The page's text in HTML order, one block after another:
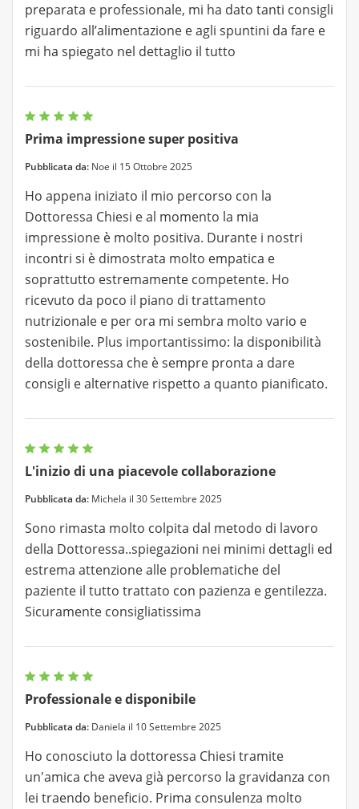
preparata e professionale, mi ha dato tanti consigli
riguardo all’alimentazione e agli spuntini da fare e
mi ha spiegato nel dettaglio il tutto
Prima impressione super positiva
Pubblicata da: Noe il 15 Ottobre 2025
Ho appena iniziato il mio percorso con la
Dottoressa Chiesi e al momento la mia
impressione è molto positiva. Durante i nostri
incontri si è dimostrata molto empatica e
soprattutto estremamente competente. Ho
ricevuto da poco il piano di trattamento
nutrizionale e per ora mi sembra molto vario e
sostenibile. Plus importantissimo: la disponibilità
della dottoressa che è sempre pronta a dare
consigli e alternative rispetto a quanto pianificato.
L'inizio di una piacevole collaborazione
Pubblicata da: Michela il 30 Settembre 2025
Sono rimasta molto colpita dal metodo di lavoro
della Dottoressa..spiegazioni nei minimi dettagli ed
estrema attenzione alle problematiche del
paziente il tutto trattato con pazienza e gentilezza.
Sicuramente consigliatissima
Professionale e disponibile
Pubblicata da: Daniela il 10 Settembre 2025
Ho conosciuto la dottoressa Chiesi tramite
un'amica che aveva già percorso la gravidanza con
lei traendo beneficio. Prima consulenza molto